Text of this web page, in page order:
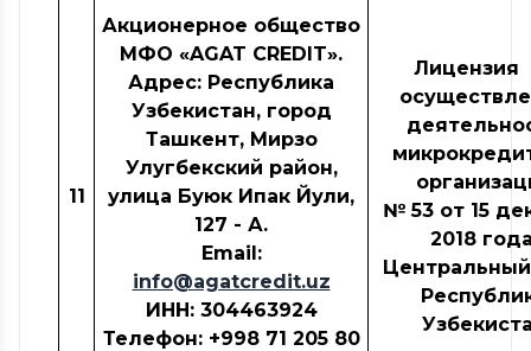
11
Акционерное общество
МФО «AGAT CREDIT».
Адрес: Республика
Узбекистан, город
Ташкент, Мирзо
Улугбекский район,
улица Буюк Ипак Йули,
127 - А.
Email:
info@agatcredit.uz
ИНН: 304463924
Телефон: +998 71 205 80
Лицензия
№ 53от 15
2018